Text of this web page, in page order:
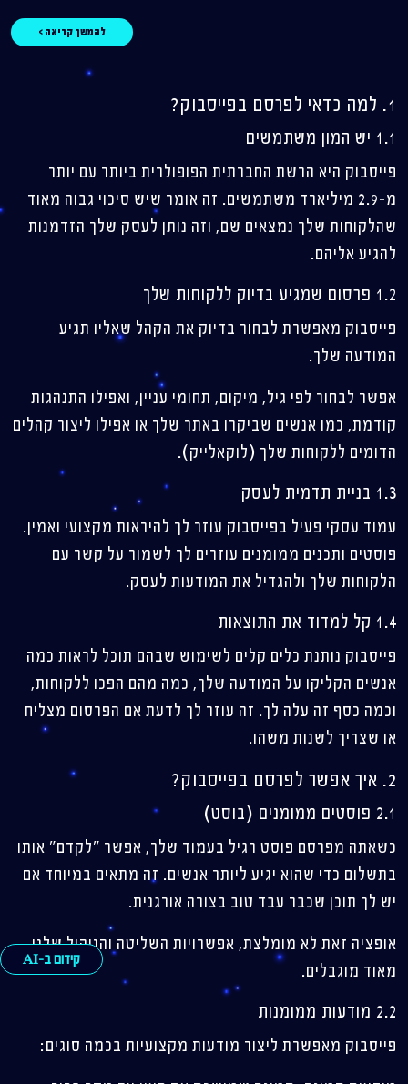
להמשך קריאה >
1. למה כדאי לפרסם בפייסבוק?
1.1 יש המון משתמשים
פייסבוק היא הרשת החברתית הפופולרית ביותר עם יותר
מ-2.9 מיליארד משתמשים. זה אומר שיש סיכוי גבוה מאוד
שהלקוחות שלך נמצאים שם, וזה נותן לעסק שלך הזדמנות
להגיע אליהם.
1.2 פרסום שמגיע בדיוק ללקוחות שלך
פייסבוק מאפשרת לבחור בדיוק את הקהל שאליו תגיע
המודעה שלך.
אפשר לבחור לפי גיל, מיקום, תחומי עניין, ואפילו התנהגות
קודמת, כמו אנשים שביקרו באתר שלך או אפילו ליצור קהלים
הדומים ללקוחות שלך (לוקאלייק).
1.3 בניית תדמית לעסק
עמוד עסקי פעיל בפייסבוק עוזר לך להיראות מקצועי ואמין.
פוסטים ותכנים ממומנים עוזרים לך לשמור על קשר עם
הלקוחות שלך ולהגדיל את המודעות לעסק.
1.4 קל למדוד את התוצאות
פייסבוק נותנת כלים קלים לשימוש שבהם תוכל לראות כמה
אנשים הקליקו על המודעה שלך, כמה מהם הפכו ללקוחות,
וכמה כסף זה עלה לך. זה עוזר לך לדעת אם הפרסום מצליח
או שצריך לשנות משהו.
2. איך אפשר לפרסם בפייסבוק?
2.1 פוסטים ממומנים (בוסט)
כשאתה מפרסם פוסט רגיל בעמוד שלך, אפשר "לקדם" אותו
בתשלום כדי שהוא יגיע ליותר אנשים. זה מתאים במיוחד אם
יש לך תוכן שכבר עבד טוב בצורה אורגנית.
אופציה זאת לא מומלצת, אפשרויות השליטה והניהול שלנו
מאוד מוגבלים.
2.2 מודעות ממומנות
פייסבוק מאפשרת ליצור מודעות מקצועיות בכמה סוגים:
קידום ב-AI